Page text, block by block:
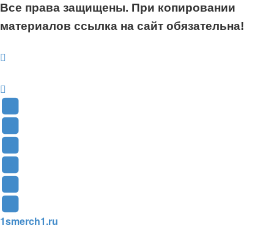
Все права защищены. При копировании
материалов ссылка на сайт обязательна!
вкладке)
вкладке)
новой
в
(Откроется
1smerch1.ru